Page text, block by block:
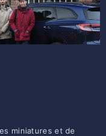
miniatures et de